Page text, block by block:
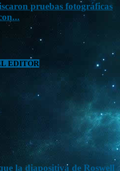
pruebas fotográficas
EDITOR
la diapositiva de Roswell